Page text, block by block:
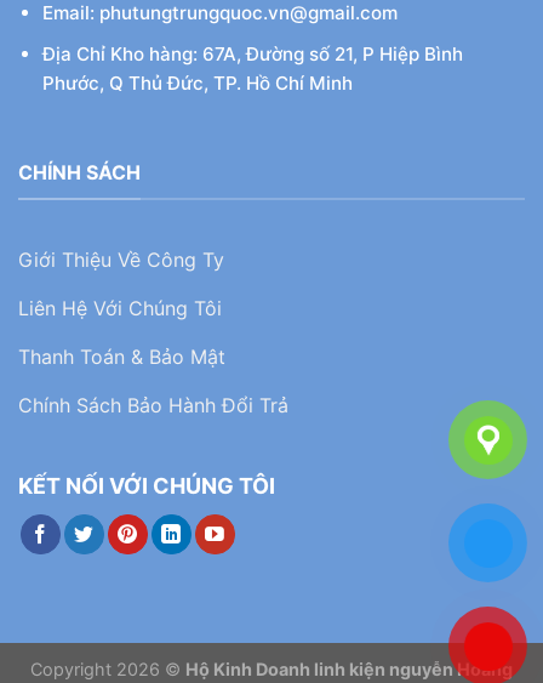
Email: phutungtrungquoc.vn@gmail.com
Địa Chỉ Kho hàng: 67A, Đường số 21, P Hiệp Bình
Phước, Q Thủ Đức, TP. Hồ Chí Minh
CHÍNH SÁCH
Giới Thiệu Về Công Ty
Liên Hệ Với Chúng Tôi
Thanh Toán & Bảo Mật
Chính Sách Bảo Hành Đổi Trả
KẾT NỐI VỚI CHÚNG TÔI
Copyright 2026 © Hộ Kinh Doanh linh kiện nguyễn Hoàng